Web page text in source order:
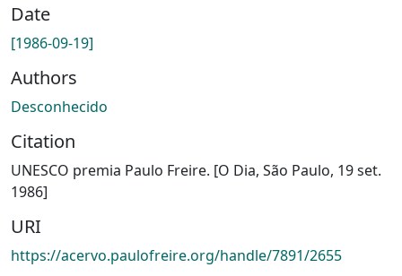
Date
[1986-09-19]
Authors
Desconhecido
Citation
UNESCO premia Paulo Freire. [O Dia, São Paulo, 19 set.
1986]
URI
https://acervo.paulofreire.org/handle/7891/2655